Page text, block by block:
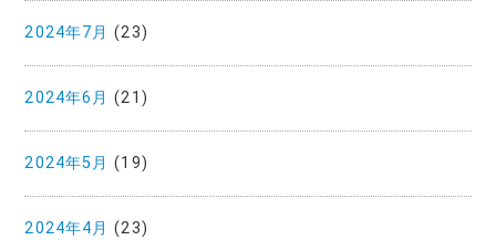
2024年7月 (23)
2024年6月 (21)
2024年5月 (19)
2024年4月 (23)